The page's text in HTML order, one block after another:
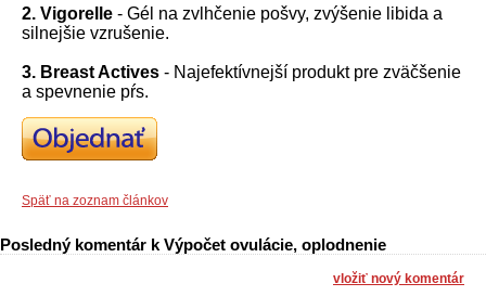
2. Vigorelle - Gél na zvlhčenie pošvy, zvýšenie libida a
silnejšie vzrušenie.
3. Breast Actives - Najefektívnejší produkt pre zväčšenie
a spevnenie pŕs.
Späť na zoznam článkov
Posledný komentár k Výpočet ovulácie, oplodnenie
vložiť nový komentár